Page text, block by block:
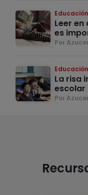
Educación
Leer
es
Por
Educación
La risa
escolar
Por